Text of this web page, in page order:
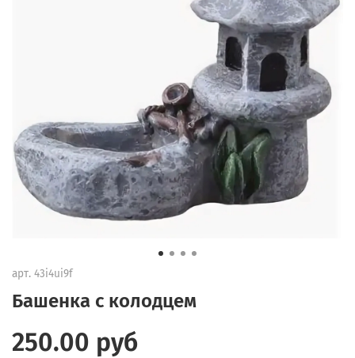
арт. 43i4ui9f
Башенка с колодцем
250.00 руб